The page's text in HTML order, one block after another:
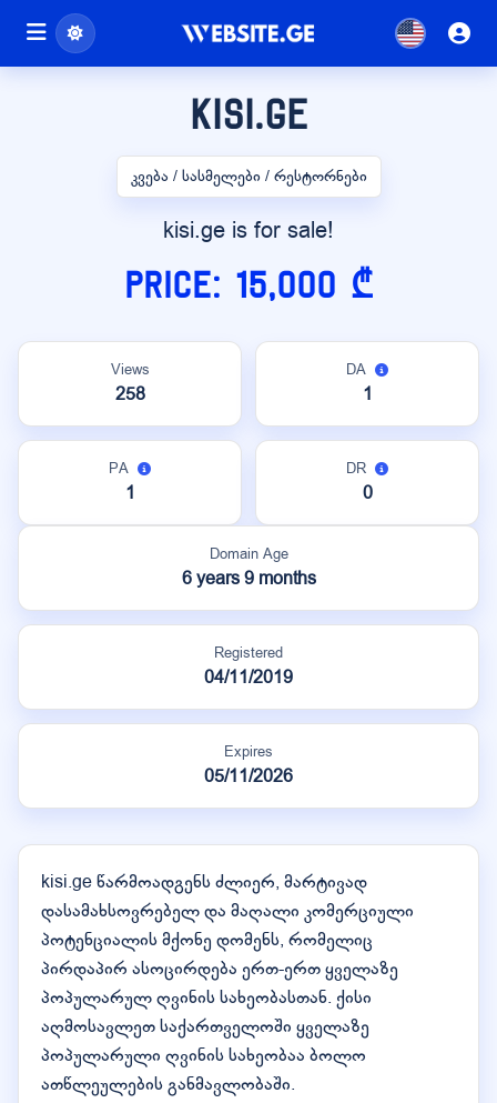
kisi.ge
კვება / სასმელები / რესტორნები
kisi.ge is for sale!
Price: 15,000 ₾
Views
258
DA
1
PA
1
DR
0
Domain Age
6 years 9 months
Registered
04/11/2019
Expires
05/11/2026
kisi.ge წარმოადგენს ძლიერ, მარტივად
დასამახსოვრებელ და მაღალი კომერციული
პოტენციალის მქონე დომენს, რომელიც
პირდაპირ ასოცირდება ერთ-ერთ ყველაზე
პოპულარულ ღვინის სახეობასთან. ქისი
აღმოსავლეთ საქართველოში ყველაზე
პოპულარული ღვინის სახეობაა ბოლო
ათწლეულების განმავლობაში.